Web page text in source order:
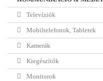
Televíziók
Mobiltelefonok, Tabletek
Kamerák
Kiegészítők
Monitorok